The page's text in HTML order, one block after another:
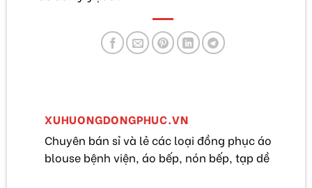
XUHUONGDONGPHUC.VN
Chuyên bán sỉ và lẻ các loại đồng phục áo
blouse bệnh viện, áo bếp, nón bếp, tạp dề